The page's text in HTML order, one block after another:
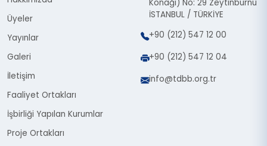
Üyeler
Yayınlar
Galeri
İletişim
Faaliyet Ortakları
İşbirliği Yapılan Kurumlar
Proje Ortakları
Konağı) No: 29 Zeytinburnu
İSTANBUL / TÜRKİYE
+90 (212) 547 12 00
+90 (212) 547 12 04
info@tdbb.org.tr